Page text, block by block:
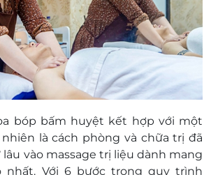
bóp bấm huyệt kết hợp với một
là cách phòng và chữa trị đã
vào massage trị liệu dành mang
nhất. Với 6 bước trong quy trình